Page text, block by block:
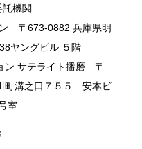
託機関
〒673-0882 兵庫県明
ヤングビル ５階
ン サテライト播磨 〒
町溝之口７５５ 安本ビ
室